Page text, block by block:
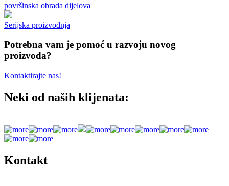
površinska obrada dijelova
Serijska proizvodnja
Potrebna vam je pomoć u razvoju novog
proizvoda?
Kontaktirajte nas!
Neki od naših klijenata:
Kontakt